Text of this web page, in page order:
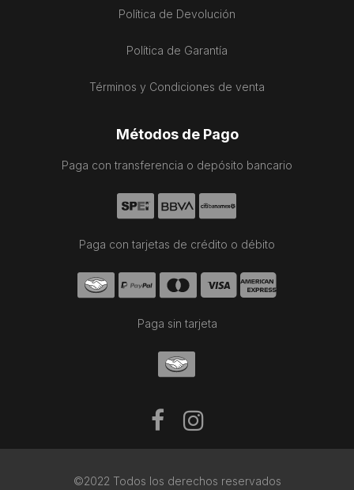
Política de Devolución
Política de Garantía
Términos y Condiciones de venta
Métodos de Pago
Paga con transferencia o depósito bancario
Paga con tarjetas de crédito o débito
Paga sin tarjeta
©2022 Todos los derechos reservados